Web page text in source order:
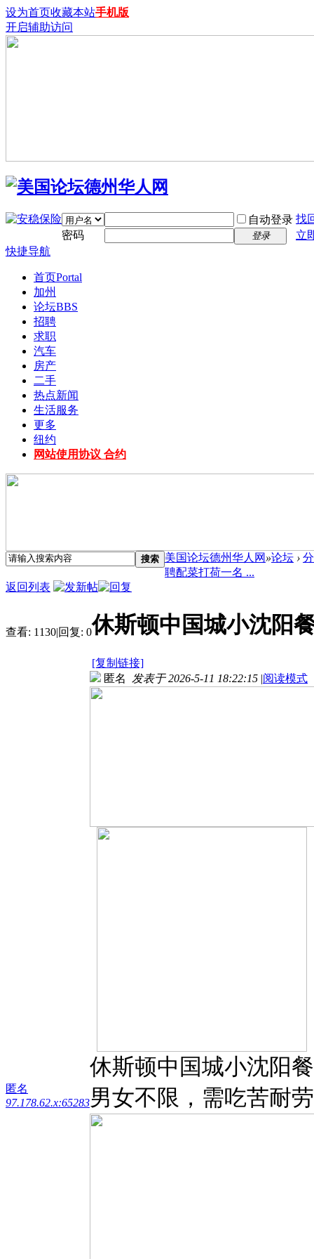
设为首页收藏本站手机版
开启辅助访问
自动登录 找
密码
登录
立
快捷导航
首页Portal
加州
论坛BBS
招聘
求职
汽车
房产
二手
热点新闻
生活服务
更多
纽约
网站使用协议 合约
搜索 美国论坛德州华人网 »论坛 ›
聘配菜打荷一名 ...
返回列表
查看: 1130|回复: 0休斯顿中国城小沈阳
[复制链接]
匿名
97.178.62.x:65283
匿名 发表于 2026-5-11 18:22:15 |阅读模式
休斯顿中国城小沈阳
男女不限，需吃苦耐